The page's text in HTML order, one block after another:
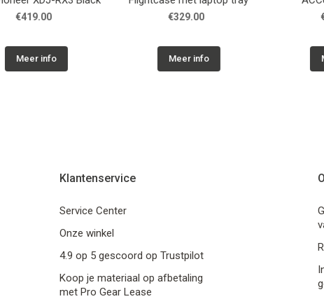
Meer info
€329.00
Meer info
Klantenservice
Service Center
Onze winkel
4.9 op 5 gescoord op Trustpilot
Koop je materiaal op afbetaling
met Pro Gear Lease